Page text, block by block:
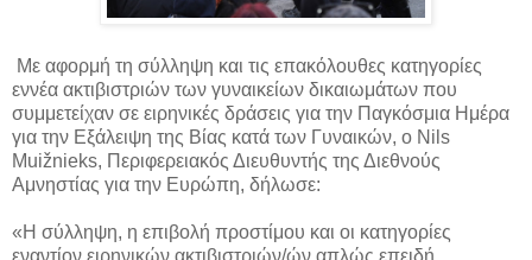
Με αφορμή τη σύλληψη και τις επακόλουθες κατηγορίες
εννέα ακτιβιστριών των γυναικείων δικαιωμάτων που
συμμετείχαν σε ειρηνικές δράσεις για την Παγκόσμια Ημέρα
για την Εξάλειψη της Βίας κατά των Γυναικών, ο Nils
Muižnieks, Περιφερειακός Διευθυντής της Διεθνούς
Αμνηστίας για την Ευρώπη, δήλωσε:
«Η σύλληψη, η επιβολή προστίμου και οι κατηγορίες